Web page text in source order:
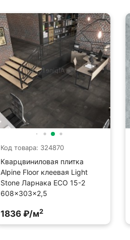
Код товара: 324870
Кварцвиниловая плитка
Alpine Floor клеевая Light
Stone Ларнака ECO 15-2
608×303×2,5
1836 ₽/м2